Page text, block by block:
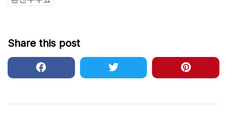
Share this post